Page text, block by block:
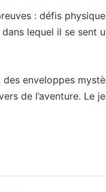
: défis
lequel il se sent
enveloppes
de l’aventure.